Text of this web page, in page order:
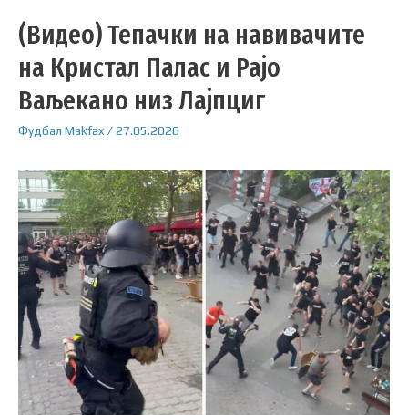
(Видео) Тепачки на навивачите
на Кристал Палас и Рајо
Ваљекано низ Лајпциг
Фудбал Makfax/27.05.2026